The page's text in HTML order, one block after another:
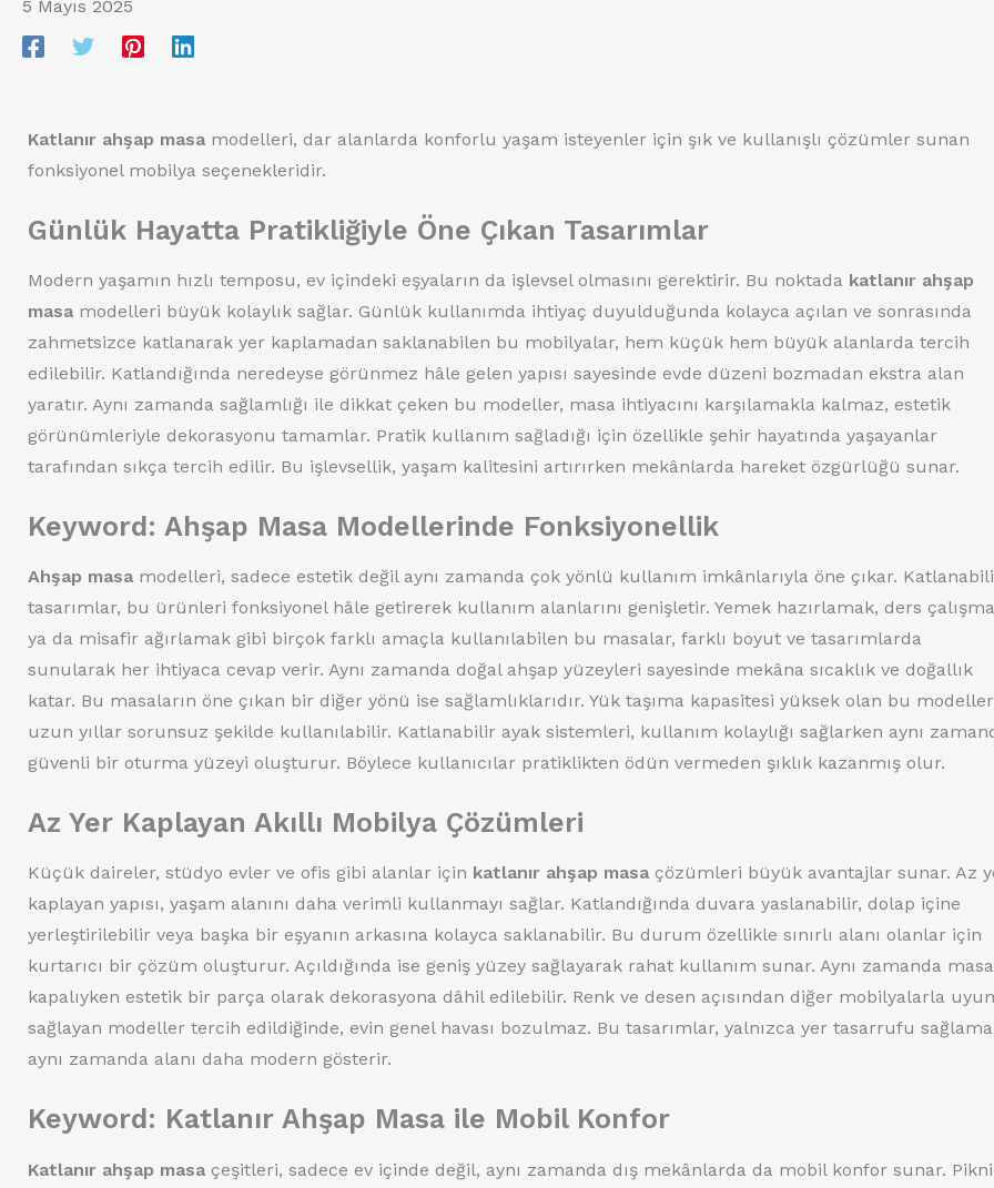
5 Mayıs 2025
Katlanır ahşap masa modelleri, dar alanlarda konforlu yaşam isteyenler için şık ve kullanışlı çözümler sunan
fonksiyonel mobilya seçenekleridir.
Günlük Hayatta Pratikliğiyle Öne Çıkan Tasarımlar
Modern yaşamın hızlı temposu, ev içindeki eşyaların da işlevsel olmasını gerektirir. Bu noktada katlanır ahşap
masa modelleri büyük kolaylık sağlar. Günlük kullanımda ihtiyaç duyulduğunda kolayca açılan ve sonrasında
zahmetsizce katlanarak yer kaplamadan saklanabilen bu mobilyalar, hem küçük hem büyük alanlarda tercih
edilebilir. Katlandığında neredeyse görünmez hâle gelen yapısı sayesinde evde düzeni bozmadan ekstra alan
yaratır. Aynı zamanda sağlamlığı ile dikkat çeken bu modeller, masa ihtiyacını karşılamakla kalmaz, estetik
görünümleriyle dekorasyonu tamamlar. Pratik kullanım sağladığı için özellikle şehir hayatında yaşayanlar
tarafından sıkça tercih edilir. Bu işlevsellik, yaşam kalitesini artırırken mekânlarda hareket özgürlüğü sunar.
Keyword: Ahşap Masa Modellerinde Fonksiyonellik
Ahşap masa modelleri, sadece estetik değil aynı zamanda çok yönlü kullanım imkânlarıyla öne çıkar.
tasarımlar, bu ürünleri fonksiyonel hâle getirerek kullanım alanlarını genişletir. Yemek hazırlamak, ders
ya da misafir ağırlamak gibi birçok farklı amaçla kullanılabilen bu masalar, farklı boyut ve tasarımlarda
sunularak her ihtiyaca cevap verir. Aynı zamanda doğal ahşap yüzeyleri sayesinde mekâna sıcaklık ve doğallık
katar. Bu masaların öne çıkan bir diğer yönü ise sağlamlıklarıdır. Yük taşıma kapasitesi yüksek olan bu
uzun yıllar sorunsuz şekilde kullanılabilir. Katlanabilir ayak sistemleri, kullanım kolaylığı sağlarken aynı
güvenli bir oturma yüzeyi oluşturur. Böylece kullanıcılar pratiklikten ödün vermeden şıklık kazanmış olur.
Az Yer Kaplayan Akıllı Mobilya Çözümleri
Küçük daireler, stüdyo evler ve ofis gibi alanlar için katlanır ahşap masa çözümleri büyük avantajlar sunar. Az
kaplayan yapısı, yaşam alanını daha verimli kullanmayı sağlar. Katlandığında duvara yaslanabilir, dolap içine
yerleştirilebilir veya başka bir eşyanın arkasına kolayca saklanabilir. Bu durum özellikle sınırlı alanı olanlar için
kurtarıcı bir çözüm oluşturur. Açıldığında ise geniş yüzey sağlayarak rahat kullanım sunar. Aynı zamanda masa
kapalıyken estetik bir parça olarak dekorasyona dâhil edilebilir. Renk ve desen açısından diğer mobilyalarla
sağlayan modeller tercih edildiğinde, evin genel havası bozulmaz. Bu tasarımlar, yalnızca yer tasarrufu
aynı zamanda alanı daha modern gösterir.
Keyword: Katlanır Ahşap Masa ile Mobil Konfor
Katlanır ahşap masa çeşitleri, sadece ev içinde değil, aynı zamanda dış mekânlarda da mobil konfor sunar.